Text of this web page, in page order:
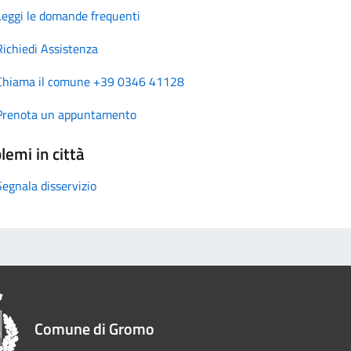
le domande frequenti
Assistenza
il comune +39 0346 41128
un appuntamento
in città
disservizio
Comune di Gromo